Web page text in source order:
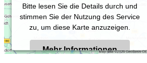
Bitte lesen Sie die Details durch und
stimmen Sie der Nutzung des Service
zu, um diese Karte anzuzeigen.
Mehr Informationen